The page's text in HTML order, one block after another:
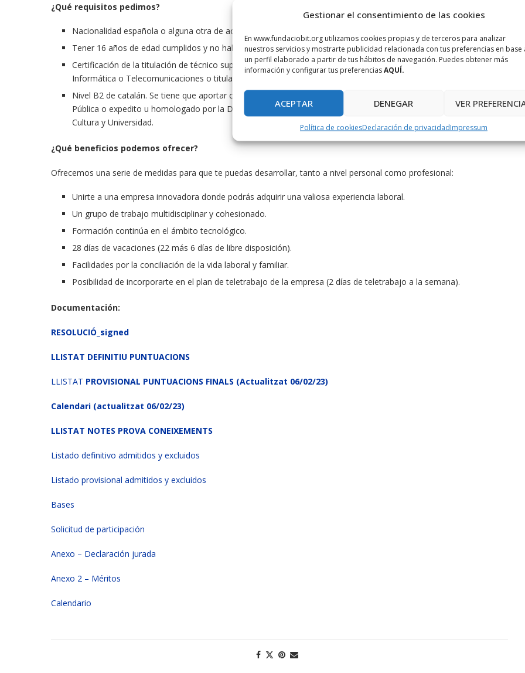
Gestionar el consentimiento de las cookies
En www.fundaciobit.org utilizamos cookies propias y de terceros para analizar
nuestros servicios y mostrarte publicidad relacionada con tus preferencias en base
un perfil elaborado a partir de tus hábitos de navegación. Puedes obtener más
información y configurar tus preferenciasAQUÍ.
ACEPTAR DENEGAR VER
Política de cookiesDeclaración de privacidadImpressum
¿Qué requisitos pedimos?
Nacionalidad española o alguna otra de acuerdo con el artículo 57 de la E.B.E.P.
Tener 16 años de edad cumplidos y no haber llegado a la edad de jubilación forzosa.
Certificación de la titulación de técnico superior correspondiente a ciclos formativos de grado superior en
Informática o Telecomunicaciones o titulación equivalente.
Nivel B2 de catalán. Se tiene que aportar certificado oficial expedido por la Escuela Balear de Administración
Pública o expedito u homologado por la Dirección General de Cultura y Juventud de la Consellería de Educación,
Cultura y Universidad.
¿Qué beneficios podemos ofrecer?
Ofrecemos una serie de medidas para que te puedas desarrollar, tanto a nivel personal como profesional:
Unirte a una empresa innovadora donde podrás adquirir una valiosa experiencia laboral.
Un grupo de trabajo multidisciplinar y cohesionado.
Formación continúa en el ámbito tecnológico.
28 días de vacaciones (22 más 6 días de libre disposición).
Facilidades por la conciliación de la vida laboral y familiar.
Posibilidad de incorporarte en el plan de teletrabajo de la empresa (2 días de teletrabajo a la semana).
Documentación:
RESOLUCIÓ_signed
LLISTAT DEFINITIU PUNTUACIONS
LLISTAT PROVISIONAL PUNTUACIONS FINALS (Actualitzat 06/02/23)
Calendari (actualitzat 06/02/23)
LLISTAT NOTES PROVA CONEIXEMENTS
Listado definitivo admitidos y excluidos
Listado provisional admitidos y excluidos
Bases
Solicitud de participación
Anexo – Declaración jurada
Anexo 2 – Méritos
Calendario